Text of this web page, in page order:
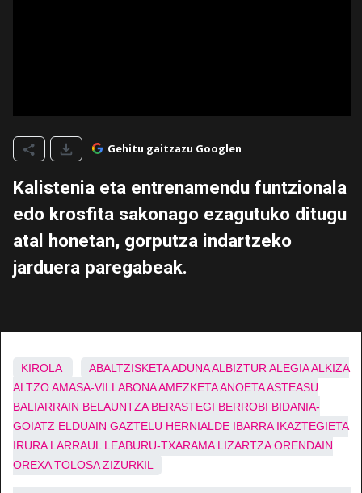
Gehitu gaitzazu Googlen
Kalistenia eta entrenamendu funtzionala
edo krosfita sakonago ezagutuko ditugu
atal honetan, gorputza indartzeko
jarduera paregabeak.
KIROLA ABALTZISKETAADUNAALBIZTUR ALEGIAALKIZA
ALTZOAMASA-VILLABONAAMEZKETAANOETAASTEASU
BALIARRAIN BELAUNTZA BERASTEGI BERROBI BIDANIA-
GOIATZ ELDUAIN GAZTELU HERNIALDE IBARRA IKAZTEGIETA
IRURA LARRAUL LEABURU-TXARAMA LIZARTZA ORENDAIN
OREXA TOLOSA ZIZURKIL